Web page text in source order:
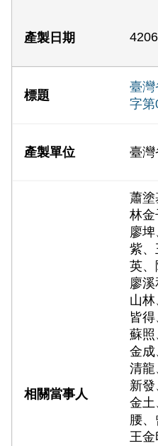
臺灣
字第
臺灣
蕭塗
林金
廖
紫、
英、
廖
山
皆
蘇照
金成
清龍
新
金土
腰、
王金